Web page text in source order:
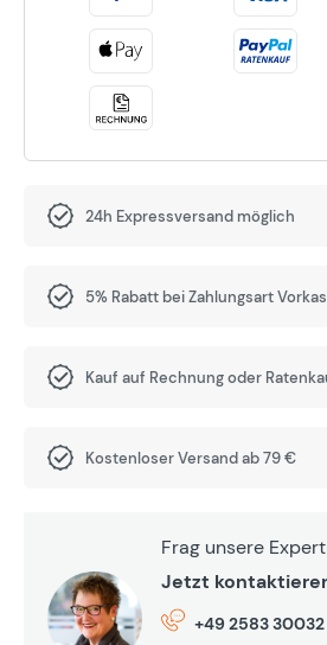
24h Expressversand möglich
5% Rabatt bei Zahlungsart
Kauf auf Rechnung oder
Kostenloser Versand ab 79 €
Frag unsere
Jetzt
+49 2583